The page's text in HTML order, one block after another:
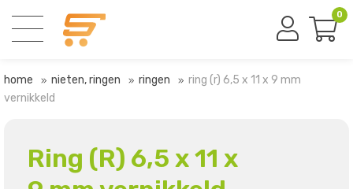
0
home nieten, ringen ringen
ring (r) 6,5 x 11 x 9 mm
vernikkeld
Ring (R) 6,5 x 11 x